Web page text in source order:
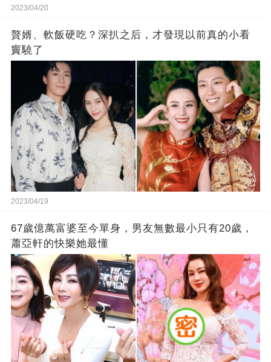
2023/04/20
贅婿、軟飯硬吃？深扒之后，才發現以前真的小看
竇驍了
2023/04/19
67歲億萬富婆至今單身，男友無數最小只有20歲，
蕭亞軒的快樂她最懂